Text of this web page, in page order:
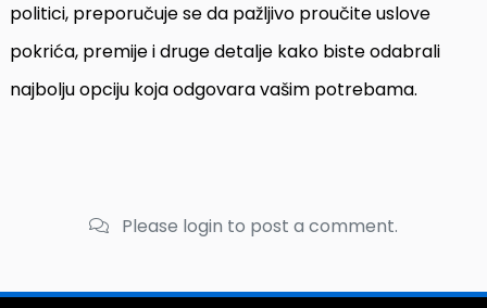
politici, preporučuje se da pažljivo proučite uslove
pokrića, premije i druge detalje kako biste odabrali
najbolju opciju koja odgovara vašim potrebama.
Please login to post a comment.